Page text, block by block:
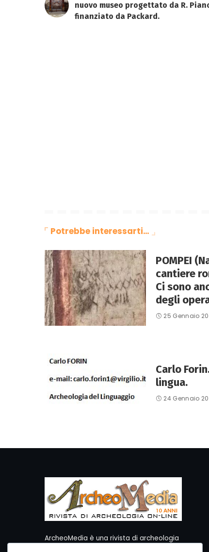
nuovo museo progettato da R.
finanziato da Packard.
Potrebbe interessarti…
POMPEI
cantiere
Ci sono
degli
25 Gennaio
Carlo
lingua.
24 Gennaio
ArcheoMedia è una rivista di archeologia